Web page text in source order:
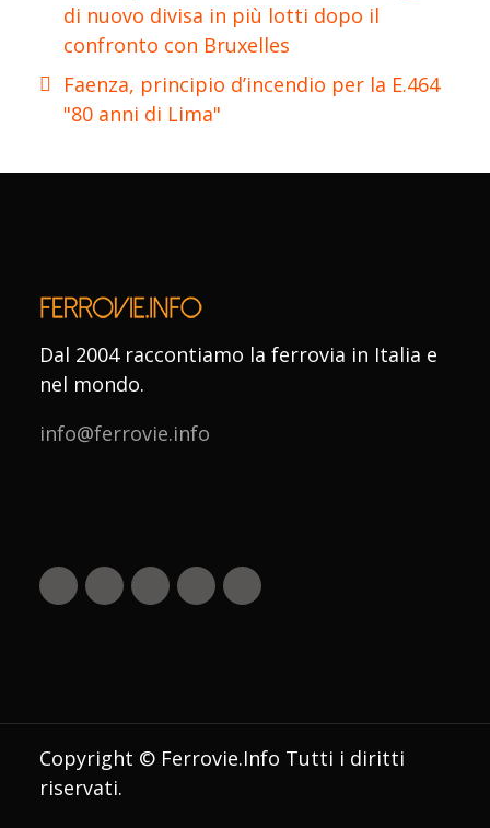
di nuovo divisa in più lotti dopo il
confronto con Bruxelles
Faenza, principio d’incendio per la E.464
"80 anni di Lima"
Dal 2004 raccontiamo la ferrovia in Italia e
nel mondo.
info@ferrovie.info
Copyright © Ferrovie.Info Tutti i diritti
riservati.